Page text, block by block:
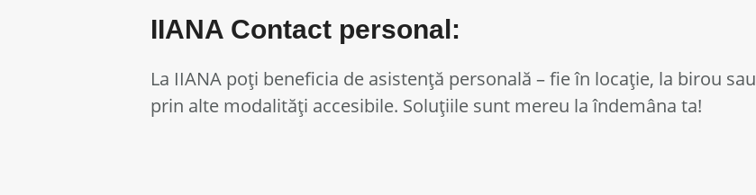
IIANA Contact personal:
​​​​​​​La IIANA poți beneficia de asistență personală – fie în locație, la birou sau
prin alte modalități accesibile. Soluțiile sunt mereu la îndemâna ta!